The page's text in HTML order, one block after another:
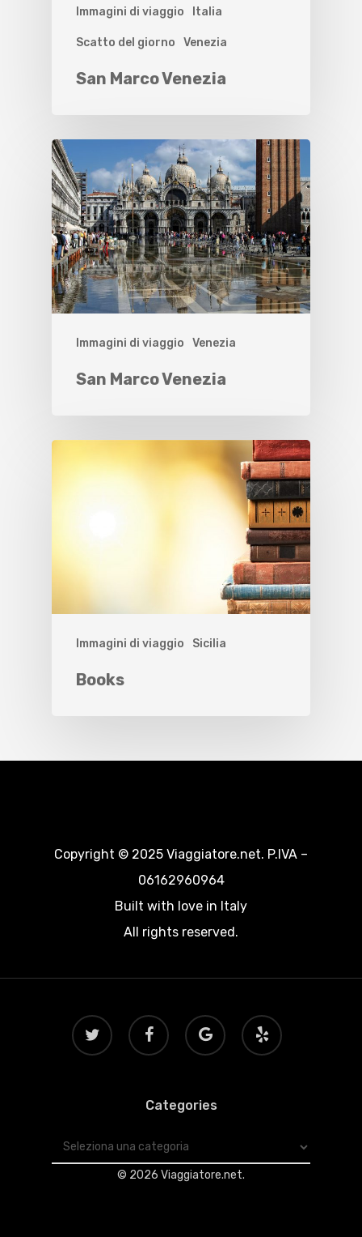
Immagini di viaggio Italia
Scatto del giorno Venezia
San Marco Venezia
Immagini di viaggio Venezia
San Marco Venezia
Immagini di viaggio Sicilia
Books
Copyright © 2025 Viaggiatore.net. P.IVA –
06162960964
Built with love in Italy
All rights reserved.
twitter facebook
google-
plus
yelp
Categories
Categories
© 2026 Viaggiatore.net.